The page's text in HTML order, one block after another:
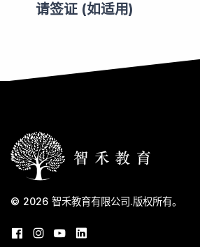
请签证 (如适用)
© 2026 智禾教育有限公司.版权所有。